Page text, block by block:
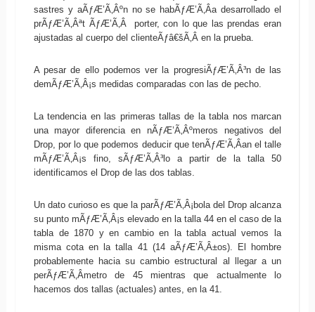
sastres y aÃƒÆ’Ã‚Âºn no se habÃƒÆ’Ã‚Â­a desarrollado el
prÃƒÆ’Ã‚Âªt ÃƒÆ’Ã‚Â porter, con lo que las prendas eran
ajustadas al cuerpo del clienteÃƒâ€šÃ‚Â en la prueba.
A pesar de ello podemos ver la progresiÃƒÆ’Ã‚Â³n de las
demÃƒÆ’Ã‚Â¡s medidas comparadas con las de pecho.
La tendencia en las primeras tallas de la tabla nos marcan
una mayor diferencia en nÃƒÆ’Ã‚Âºmeros negativos del
Drop, por lo que podemos deducir que tenÃƒÆ’Ã‚Â­an el talle
mÃƒÆ’Ã‚Â¡s fino, sÃƒÆ’Ã‚Â³lo a partir de la talla 50
identificamos el Drop de las dos tablas.
Un dato curioso es que la parÃƒÆ’Ã‚Â¡bola del Drop alcanza
su punto mÃƒÆ’Ã‚Â¡s elevado en la talla 44 en el caso de la
tabla de 1870 y en cambio en la tabla actual vemos la
misma cota en la talla 41 (14 aÃƒÆ’Ã‚Â±os). El hombre
probablemente hacia su cambio estructural al llegar a un
perÃƒÆ’Ã‚Â­metro de 45 mientras que actualmente lo
hacemos dos tallas (actuales) antes, en la 41.